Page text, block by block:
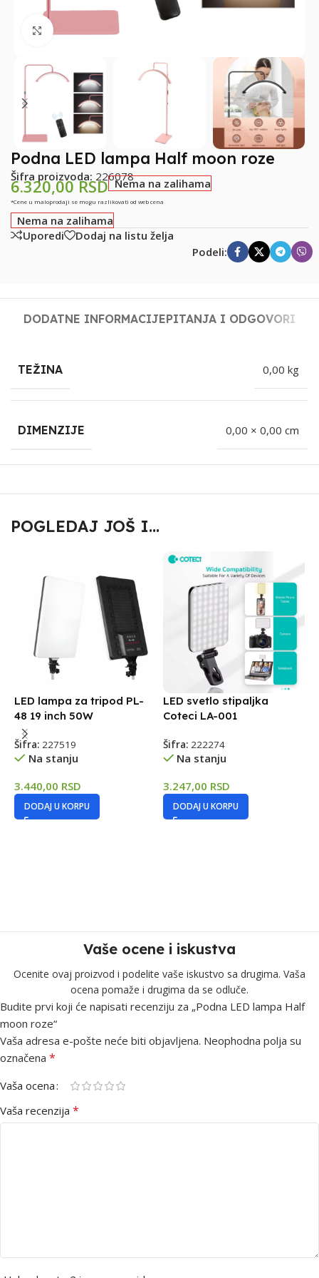
Klikni za uvećanje
Podna LED lampa Half moon roze
Šifra proizvoda: 226078
6.320,00RSD Nema na zalihama
*Cene u maloprodaji se mogu razlikovati od web cena
Nema na zalihama
Uporedi
Dodaj na listu želja
Podeli:
DODATNE INFORMACIJEPITANJA I ODGOVORI
TEŽINA 0,00 kg
DIMENZIJE 0,00 × 0,00 cm
POGLEDAJ JOŠ I...
LED lampa za tripod PL-
48 19 inch 50W
Šifra: 227519
Na stanju
3.440,00 RSD
DODAJ U KORPU
LED svetlo stipaljka
Coteci LA-001
Šifra: 222274
Na stanju
3.247,00 RSD
DODAJ U KORPU
Vaše ocene i iskustva
Ocenite ovaj proizvod i podelite vaše iskustvo sa drugima. Vaša
ocena pomaže i drugima da se odluče.
Budite prvi koji će napisati recenziju za „Podna LED lampa Half
moon roze“
Vaša adresa e-pošte neće biti objavljena. Neophodna polja su
označena *
Vaša ocena
Vaša recenzija *